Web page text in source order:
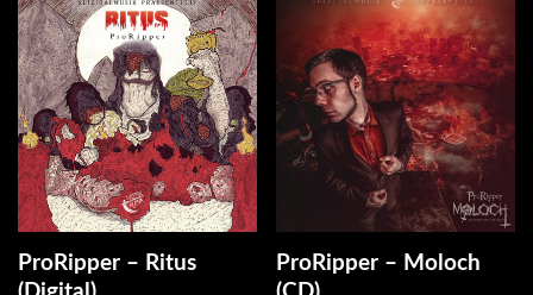
ProRipper – Ritus
ProRipper – Moloch